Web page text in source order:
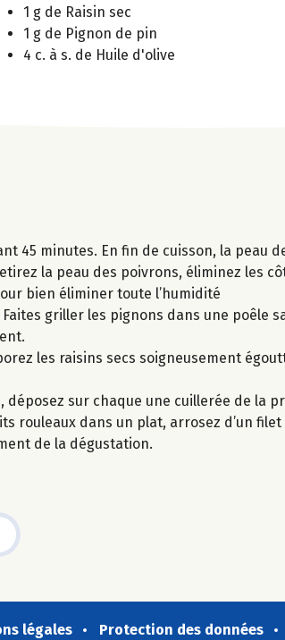
1 g de Raisin sec
1 g de Pignon de pin
4 c. à s. de Huile d'olive
45 minutes. En fin de cuisson, la peau
la peau des poivrons, éliminez les
bien éliminer toute l’humidité
griller les pignons dans une poêle
les raisins secs soigneusement
sur chaque une cuillerée de la
dans un plat, arrosez d’un filet
de la dégustation.
légales Protection des données